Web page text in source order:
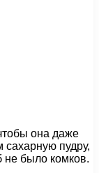
она даже
пудру,
не было комков.